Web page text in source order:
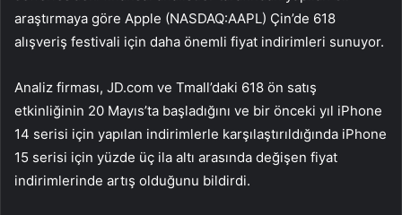
araştırmaya göre Apple (NASDAQ:AAPL) Çin’de 618
alışveriş festivali için daha önemli fiyat indirimleri sunuyor.
Analiz firması, JD.com ve Tmall’daki 618 ön satış
etkinliğinin 20 Mayıs’ta başladığını ve bir önceki yıl iPhone
14 serisi için yapılan indirimlerle karşılaştırıldığında iPhone
15 serisi için yüzde üç ila altı arasında değişen fiyat
indirimlerinde artış olduğunu bildirdi.